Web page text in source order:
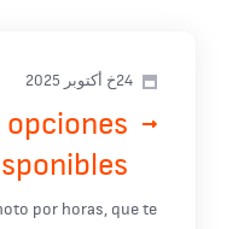
24خ أكتوبر 2025
por horas, que te